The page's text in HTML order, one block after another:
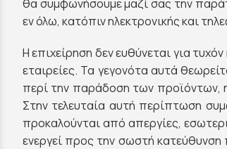
θα συμφωνήσουμε μαζί σας την
εν όλω, κατόπιν ηλεκτρονικής και
Η επιχείρηση δεν ευθύνεται για
εταιρείες. Τα γεγονότα αυτά
περί την παράδοση των προϊόντων,
Στην τελευταία αυτή περίπτωση
προκαλούνται από απεργίες,
ενεργεί προς την σωστή